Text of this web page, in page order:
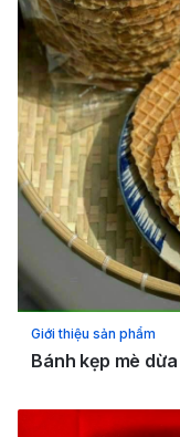
Giới thiệu sản phẩm
Bánh kẹp mè dừa